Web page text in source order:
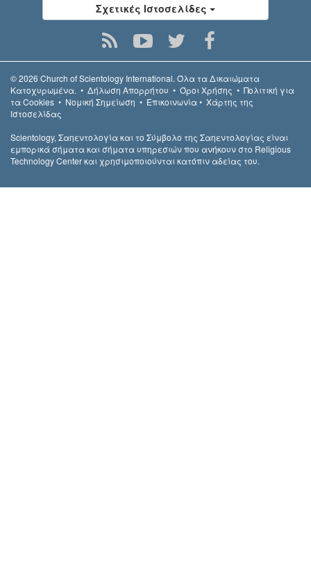
Σχετικές Ιστοσελίδες
© 2026 Church of Scientology International. Όλα τα Δικαιώµατα
Κατοχυρωµένα. • Δήλωση Απορρήτου • Όροι Χρήσης • Πολιτική για
τα Cookies • Νομική Σημείωση • Επικοινωνία• Χάρτης της
Ιστοσελίδας
Scientology, Σαηεντολογία και το Σύμβολο της Σαηεντολογίας είναι
εμπορικά σήματα και σήματα υπηρεσιών που ανήκουν στο Religious
Technology Center και χρησιμοποιούνται κατόπιν αδείας του.